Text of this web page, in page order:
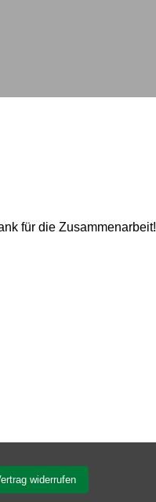
für die Zusammenarbeit!
widerrufen